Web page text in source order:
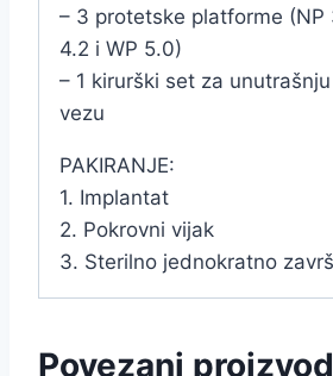
– 3 protetske platforme (NP
4.2 i WP 5.0)
– 1 kirurški set za
vezu
PAKIRANJE:
1. Implantat
2. Pokrovni vijak
3. Sterilno jednokratno
Povezani